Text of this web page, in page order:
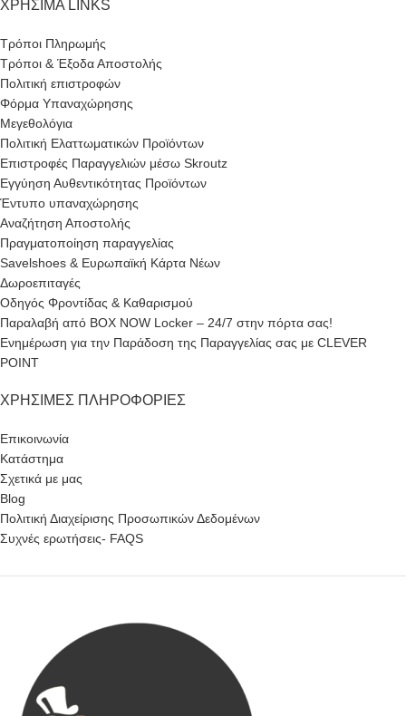
ΧΡΗΣΙΜΑ LINKS
Τρόποι Πληρωμής
Τρόποι & Έξοδα Αποστολής
Πολιτική επιστροφών
Φόρμα Υπαναχώρησης
Μεγεθολόγια
Πολιτική Ελαττωματικών Προϊόντων
Επιστροφές Παραγγελιών μέσω Skroutz
Εγγύηση Αυθεντικότητας Προϊόντων
Έντυπο υπαναχώρησης
Αναζήτηση Αποστολής
Πραγματοποίηση παραγγελίας
Savelshoes & Ευρωπαϊκή Κάρτα Νέων
Δωροεπιταγές
Οδηγός Φροντίδας & Καθαρισμού
Παραλαβή από BOX NOW Locker – 24/7 στην πόρτα σας!
Ενημέρωση για την Παράδοση της Παραγγελίας σας με CLEVER
POINT
ΧΡΉΣΙΜΕΣ ΠΛΗΡΟΦΟΡΊΕΣ
Επικοινωνία
Κατάστημα
Σχετικά με μας
Blog
Πολιτική Διαχείρισης Προσωπικών Δεδομένων
Συχνές ερωτήσεις- FAQS